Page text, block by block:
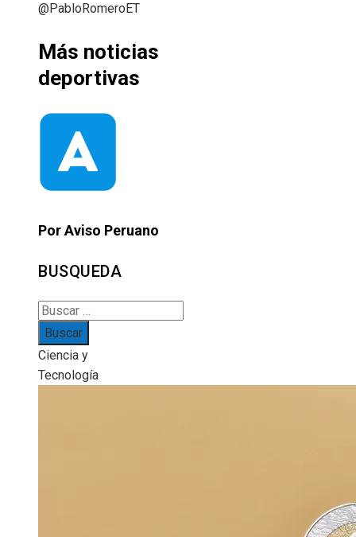
@PabloRomeroET
Más noticias
deportivas
Por Aviso Peruano
BUSQUEDA
Buscar:
Ciencia y
Tecnología